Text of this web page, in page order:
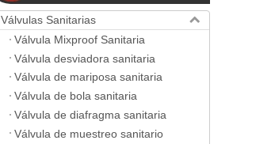
Válvulas Sanitarias
Válvula Mixproof Sanitaria
Válvula desviadora sanitaria
Válvula de mariposa sanitaria
Válvula de bola sanitaria
Válvula de diafragma sanitaria
Válvula de muestreo sanitario